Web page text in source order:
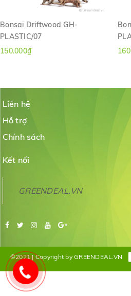
Bonsai Driftwood GH-
PLASTIC/07
150.000₫
Liên hệ
Hỗ trợ
Chính sách
Kết nối
GREENDEAL.VN
©2021 | Copyright by GREENDEAL.VN